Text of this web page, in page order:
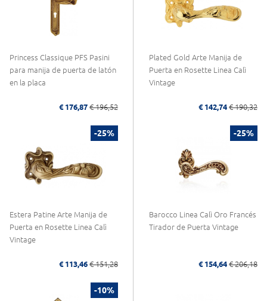
Princess Classique PFS Pasini
para manija de puerta de latón
en la placa
€ 176,87 € 196,52
Plated Gold Arte Manija de
Puerta en Rosette Linea Calì
Vintage
€ 142,74 € 190,32
-25%
Estera Patine Arte Manija de
Puerta en Rosette Linea Calì
Vintage
€ 113,46 € 151,28
-25%
Barocco Linea Calì Oro Francés
Tirador de Puerta Vintage
€ 154,64 € 206,18
-10%